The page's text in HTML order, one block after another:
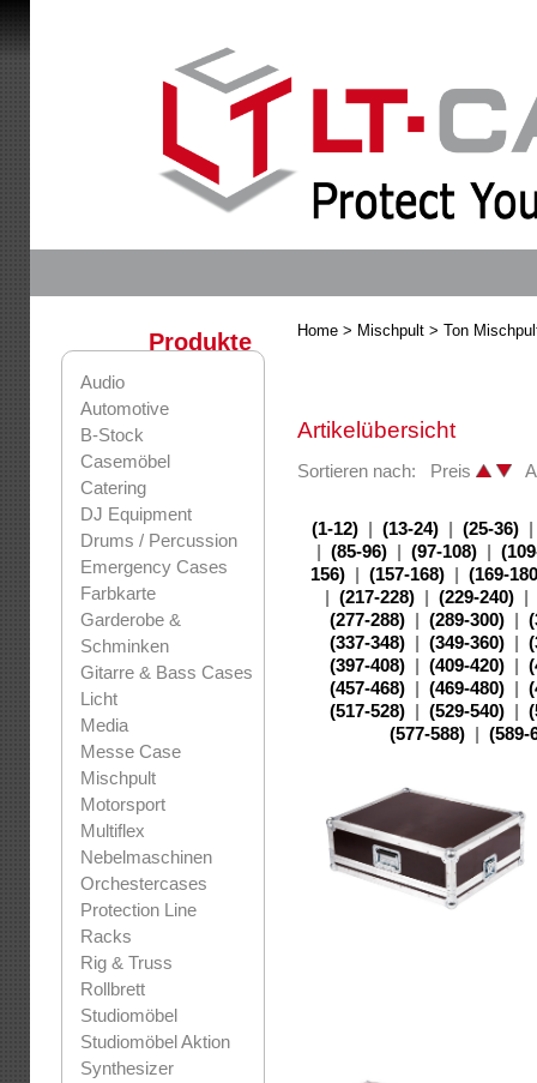
Produkte
Audio
Automotive
B-Stock
Casemöbel
Catering
DJ Equipment
Drums / Percussion
Emergency Cases
Farbkarte
Garderobe &
Schminken
Gitarre & Bass Cases
Licht
Media
Messe Case
Mischpult
Motorsport
Multiflex
Nebelmaschinen
Orchestercases
Protection Line
Racks
Rig & Truss
Rollbrett
Studiomöbel
Studiomöbel Aktion
Synthesizer
Home > Mischpult > Ton
Artikelübersicht
Sortieren nach: Preis
(1-12) | (13-24) | (25-36) |
| (85-96) | (97-108) |
156) | (157-168) | (169-
| (217-228) | (229-240) |
(277-288) | (289-300) |
(337-348) | (349-360) |
(397-408) | (409-420) |
(457-468) | (469-480) |
(517-528) | (529-540) |
(577-588) | (589-